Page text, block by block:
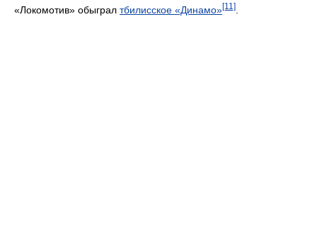
«Локомотив» обыграл тбилисское «Динамо»[11]